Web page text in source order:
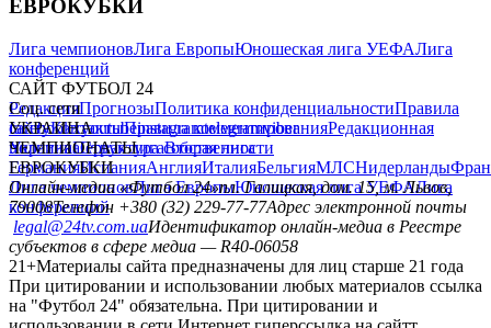
ЕВРОКУБКИ
Лига чемпионовЛига ЕвропыЮношеская лига УЕФАЛига
конференций
САЙТ ФУТБОЛ 24
РедакцияПрогнозыПолитика конфиденциальностиПравила
сайтуКонтактыПравила комментированияРедакционная
политикаСтруктура собственности
Соц. сети
facebookxyoutubeinstagramtelegramviber
УКРАИНА
УкраинаПервая лигаВторая лига
ЧЕМПИОНАТЫ
ГерманияИспанияАнглияИталияБельгияМЛСНидерланды
ЕВРОКУБКИ
Лига чемпионовЛига ЕвропыЮношеская лига УЕФАЛига
конференций
Онлайн-медиа «Футбол 24»пл. Галицкая, дом. 15, м. Львов,
79008Телефон +380 (32) 229-77-77Адрес электронной почты
legal@24tv.com.uaИдентификатор онлайн-медиа в Реестре
субъектов в сфере медиа — R40-06058
21+Материалы сайта предназначены для лиц старше 21 года
При цитировании и использовании любых материалов ссылка
на "Футбол 24" обязательна. При цитировании и